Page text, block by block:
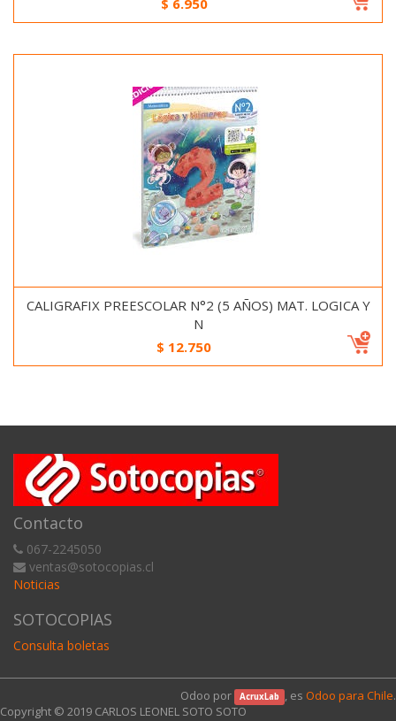
$ 6.950
CALIGRAFIX PREESCOLAR N°2 (5 AÑOS) MAT. LOGICA Y
N
$ 12.750
Contacto
067-2245050
ventas@sotocopias.cl
Noticias
SOTOCOPIAS
Consulta boletas
Odoo por AcruxLab , es Odoo para Chile.
Copyright © 2019 CARLOS LEONEL SOTO SOTO